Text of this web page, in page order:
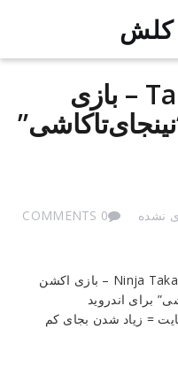
Takashi Ninja 3.7.4 – بازی
نشده
0 COMMENTS
Ninja Takashi: Soul Ninja Game v3.7.4 + Mod – بازی اکشن
برای اندروید
= زیاد شدن بجای کم